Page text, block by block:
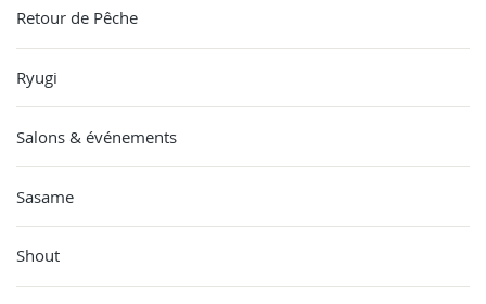
Retour de Pêche
Ryugi
Salons & événements
Sasame
Shout